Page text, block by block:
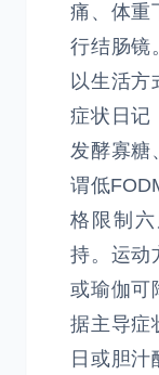
痛、体重
行结肠镜
以生活方
症状日记
发酵寡糖
谓低
格限制
持。运动
或瑜伽可
据主导症
日或胆